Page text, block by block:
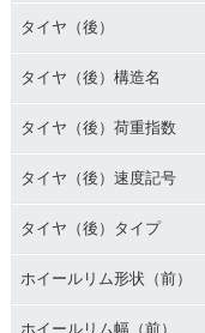
タイヤ（後）
タイヤ（後）構造名
タイヤ（後）荷重指数
タイヤ（後）速度記号
タイヤ（後）タイプ
ホイールリム形状（前）
ホイールリム幅（前）